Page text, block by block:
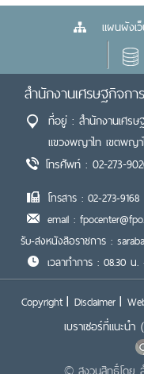
แผนผังเ
สำนักงานเศรษฐกิจก
ที่อยู่ : สำนักงานเศร
แขวงพญาไท เขตพญ
โทรศัพท์ : 02-273-
โทรสาร : 02-273-9168
email :
รับ-ส่งหนังสือราชการ :
เวลาทำการ : 08.30 น
Copyright Disclaimer
เบราเซอร์ที่แนะนำ